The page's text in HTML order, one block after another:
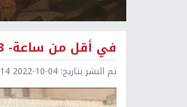
في أقل من ساعة- 3 اقتحامات لمصارف لبنانية
تم النشر بتاريخ: 2022-10-04 13:14